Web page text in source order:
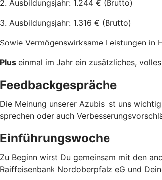
2. Ausbildungsjahr: 1.244 € (Brutto)
3. Ausbildungsjahr: 1.316 € (Brutto)
Sowie Vermögenswirksame Leistungen in
Plus einmal im Jahr ein zusätzliches,
Feedbackgespräche
Die Meinung unserer Azubis ist uns
sprechen oder auch
Einführungswoche
Zu Beginn wirst Du gemeinsam mit den
Raiffeisenbank Nordoberpfalz eG und